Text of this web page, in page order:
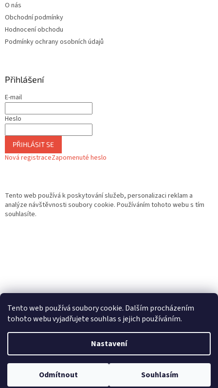
Tento web používá soubory cookie. Dalším procházením
tohoto webu vyjadřujete souhlas s jejich používáním.
Nastavení
Odmítnout Souhlasím
O nás
Obchodní podmínky
Hodnocení obchodu
Podmínky ochrany osobních údajů
Přihlášení
E-mail
Heslo
PŘIHLÁSIT SE
Nová registraceZapomenuté heslo
Tento web používá k poskytování služeb, personalizaci reklam a
analýze návštěvnosti soubory cookie. Používáním tohoto webu s tím
souhlasíte.
Copyright 2026Gurmand. Všechna práva vyhrazena.Upravit